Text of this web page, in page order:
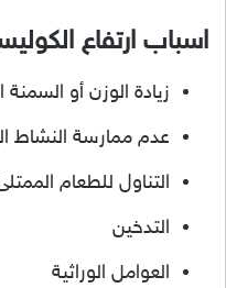
اسباب ارتفاع
زيادة الوزن أو
عدم ممارسة النشاط
التناول للطعام
التدخين
العوامل الوراثية